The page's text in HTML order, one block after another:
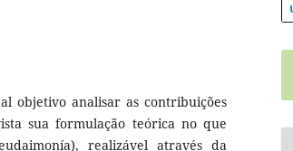
objetivo analisar as contribuições
sua formulação teórica no que
realizável através da